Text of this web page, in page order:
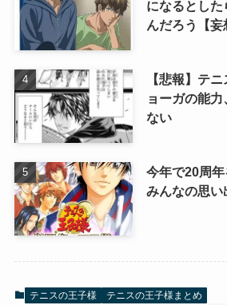
になるとし
んだろう【妄
【悲報】テ
ョーガの能
ない
今年で20周年
みんなの思い
テニスの王子様
テニスの王子様まとめ